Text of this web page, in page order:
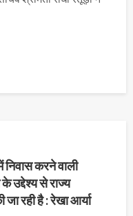
निवास करने वाली
उद्देश्य से राज्य
रही है : रेखा आर्या